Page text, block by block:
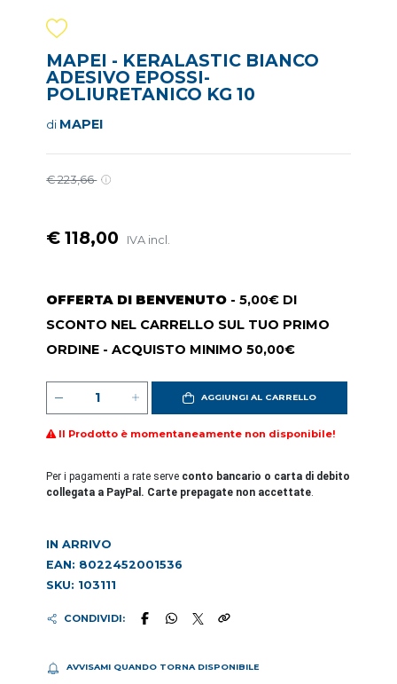
MAPEI - KERALASTIC BIANCO
ADESIVO EPOSSI-
POLIURETANICO KG 10
di MAPEI
€ 223,66
€ 118,00 IVA incl.
OFFERTA DI BENVENUTO - 5,00€ DI
SCONTO NEL CARRELLO SUL TUO PRIMO
ORDINE - ACQUISTO MINIMO 50,00€
AGGIUNGI AL CARRELLO
Il Prodotto è momentaneamente non disponibile!
Per i pagamenti a rate serve conto bancario o carta di debito
collegata a PayPal. Carte prepagate non accettate.
IN ARRIVO
EAN: 8022452001536
SKU: 103111
CONDIVIDI:
AVVISAMI QUANDO TORNA DISPONIBILE